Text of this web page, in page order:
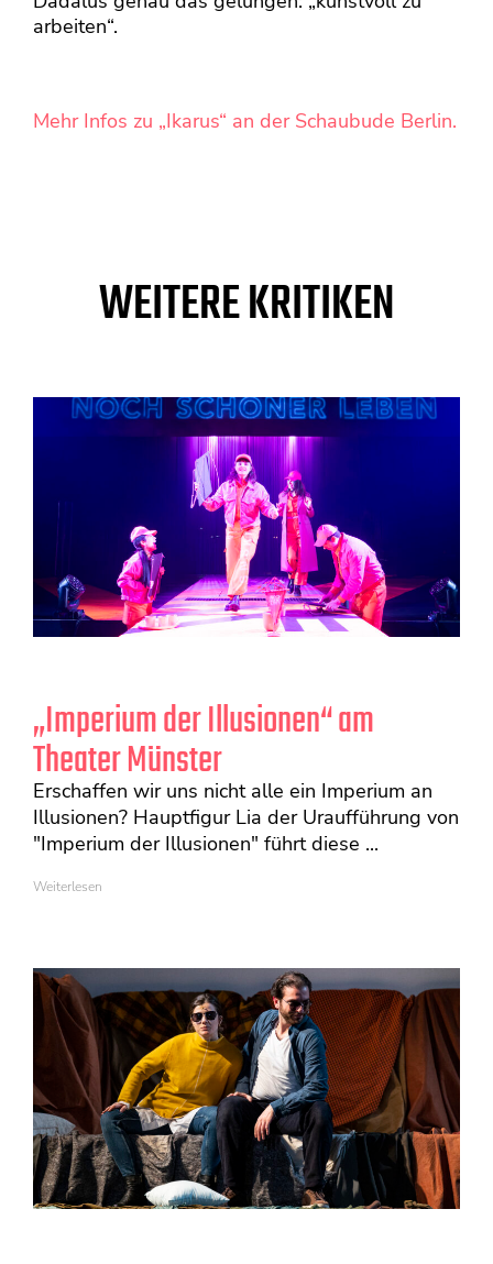
arbeiten“.
Mehr Infos zu „Ikarus“ an der Schaubude Berlin.
WEITERE KRITIKEN
„Imperium der Illusionen“ am
Theater Münster
Erschaffen wir uns nicht alle ein Imperium an
Illusionen? Hauptfigur Lia der Uraufführung von
"Imperium der Illusionen" führt diese ...
Weiterlesen